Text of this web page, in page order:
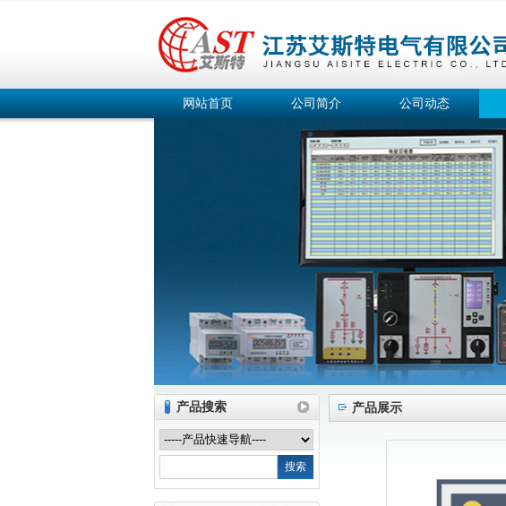
江苏艾斯特电气有限公司
网站首页 公司简介 公司动态
产品搜索 产品展示